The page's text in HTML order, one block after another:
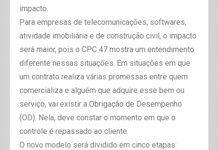
impacto.
Para empresas de telecomunicações, softwares,
atividade imobiliária e de construção civil, o impacto
será maior, pois o CPC 47 mostra um entendimento
diferente nessas situações. Em situações em que
um contrato realiza várias promessas entre quem
comercializa e alguém que adquire esse bem ou
serviço, vai existir a Obrigação de Desempenho
(OD). Nela, deve constar o momento em que o
controle é repassado ao cliente.
O novo modelo será dividido em cinco etapas: